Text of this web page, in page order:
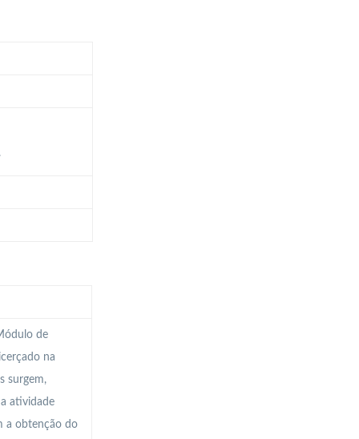
de
na
surgem,
atividade
a obtenção do